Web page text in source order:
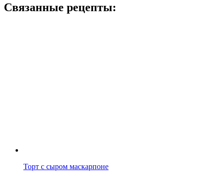
Связанные рецепты:
Торт с сыром маскарпоне